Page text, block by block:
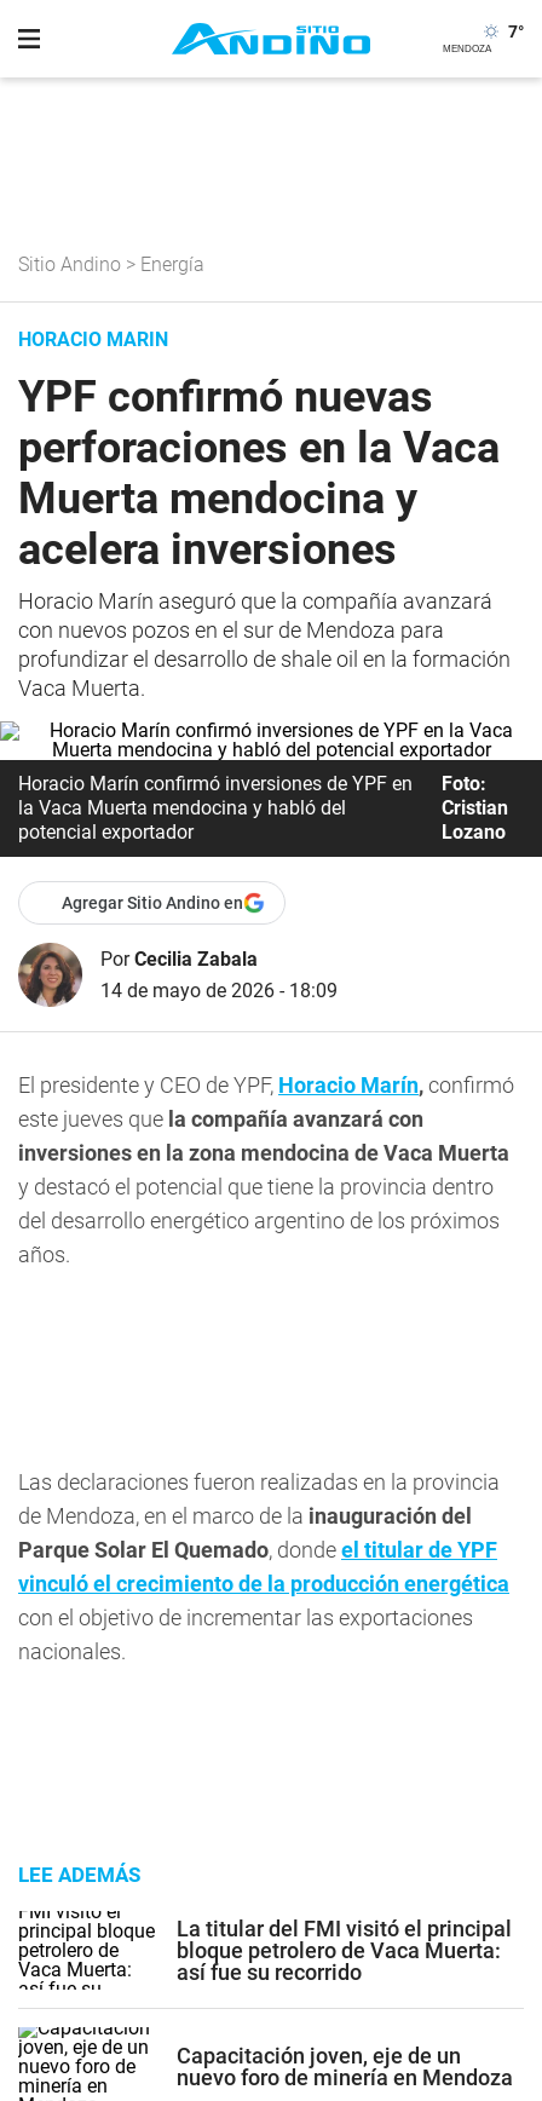
7°
Sitio Andino > Energía
HORACIO MARIN
YPF confirmó nuevas
perforaciones en la Vaca
Muerta mendocina y
acelera inversiones
Horacio Marín aseguró que la compañía avanzará
con nuevos pozos en el sur de Mendoza para
profundizar el desarrollo de shale oil en la formación
Vaca Muerta.
Horacio Marín confirmó inversiones de YPF en
la Vaca Muerta mendocina y habló del
potencial exportador
Foto:
Cristian
Lozano
Agregar Sitio Andino en
PorCecilia Zabala
14 de mayo de 2026 - 18:09
El presidente y CEO de YPF, Horacio Marín,confirmó
este jueves que la compañía avanzará con
inversiones en la zona mendocina de Vaca Muerta
y destacó el potencial que tiene la provincia dentro
del desarrollo energético argentino de los próximos
años.
Las declaraciones fueron realizadas en la provincia
de Mendoza, en el marco de la inauguración del
Parque Solar El Quemado, dondeel titular de YPF
vinculó el crecimiento de la producción energética
con el objetivo de incrementar las exportaciones
nacionales.
LEE ADEMÁS
La titular del FMI visitó el principal
bloque petrolero de Vaca Muerta:
así fue su recorrido
Capacitación joven, eje de un
nuevo foro de minería en Mendoza